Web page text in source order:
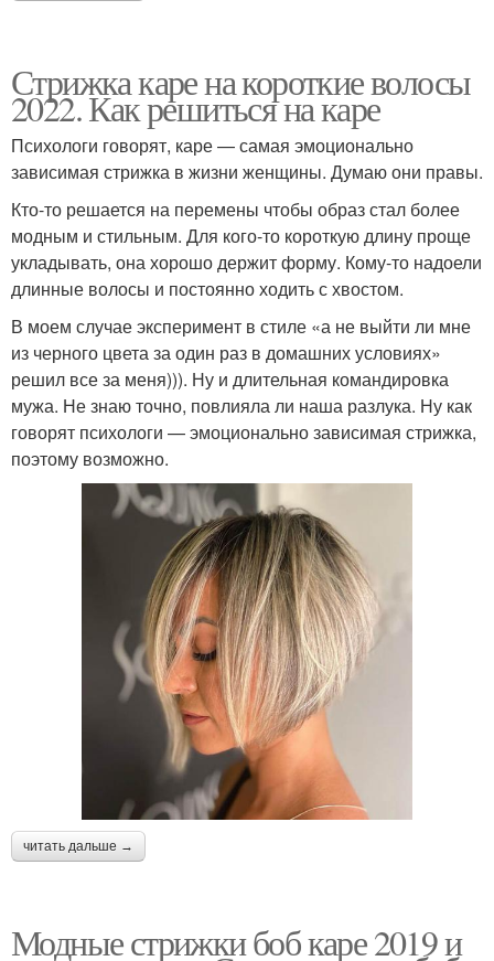
Стрижка каре на короткие волосы
2022. Как решиться на каре
Психологи говорят, каре — самая эмоционально
зависимая стрижка в жизни женщины. Думаю они правы.
Кто-то решается на перемены чтобы образ стал более
модным и стильным. Для кого-то короткую длину проще
укладывать, она хорошо держит форму. Кому-то надоели
длинные волосы и постоянно ходить с хвостом.
В моем случае эксперимент в стиле «а не выйти ли мне
из черного цвета за один раз в домашних условиях»
решил все за меня))). Ну и длительная командировка
мужа. Не знаю точно, повлияла ли наша разлука. Ну как
говорят психологи — эмоционально зависимая стрижка,
поэтому возможно.
читать дальше →
Модные стрижки боб каре 2019 и